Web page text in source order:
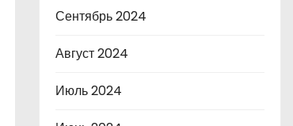
Сентябрь 2024
Август 2024
Июль 2024